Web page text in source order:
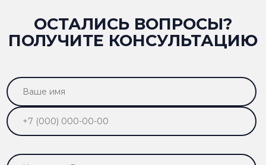
ОСТАЛИСЬ ВОПРОСЫ?
ПОЛУЧИТЕ КОНСУЛЬТАЦИЮ